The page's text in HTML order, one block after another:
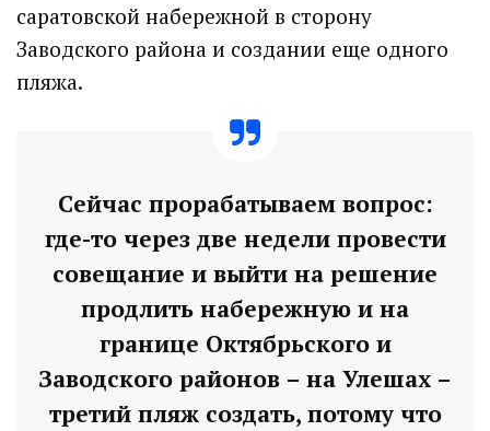
саратовской набережной в сторону
Заводского района и создании еще одного
пляжа.
Сейчас прорабатываем вопрос:
где-то через две недели провести
совещание и выйти на решение
продлить набережную и на
границе Октябрьского и
Заводского районов – на Улешах –
третий пляж создать, потому что